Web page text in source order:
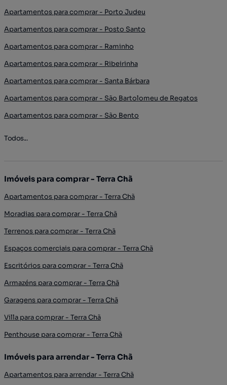
Apartamentos para comprar - Porto Judeu
Apartamentos para comprar - Posto Santo
Apartamentos para comprar - Raminho
Apartamentos para comprar - Ribeirinha
Apartamentos para comprar - Santa Bárbara
Apartamentos para comprar - São Bartolomeu de Regatos
Apartamentos para comprar - São Bento
Todos...
Imóveis para comprar - Terra Chã
Apartamentos para comprar - Terra Chã
Moradias para comprar - Terra Chã
Terrenos para comprar - Terra Chã
Espaços comerciais para comprar - Terra Chã
Escritórios para comprar - Terra Chã
Armazéns para comprar - Terra Chã
Garagens para comprar - Terra Chã
Villa para comprar - Terra Chã
Penthouse para comprar - Terra Chã
Imóveis para arrendar - Terra Chã
Apartamentos para arrendar - Terra Chã